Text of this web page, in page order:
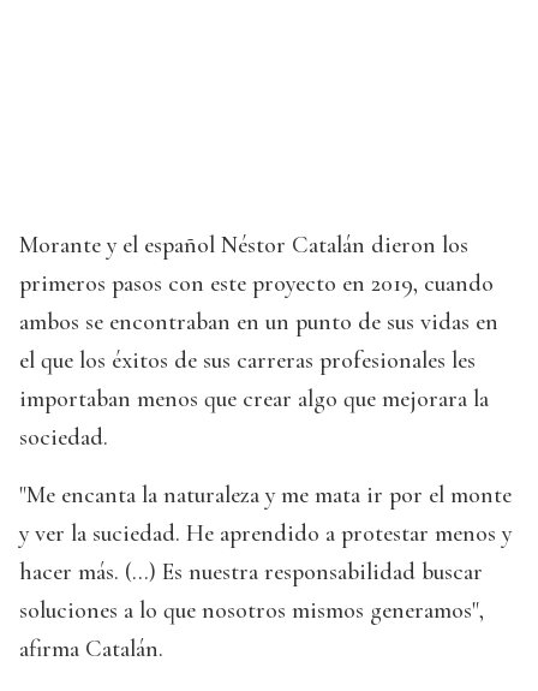
Morante y el español Néstor Catalán dieron los
primeros pasos con este proyecto en 2019, cuando
ambos se encontraban en un punto de sus vidas en
el que los éxitos de sus carreras profesionales les
importaban menos que crear algo que mejorara la
sociedad.
"Me encanta la naturaleza y me mata ir por el monte
y ver la suciedad. He aprendido a protestar menos y
hacer más. (...) Es nuestra responsabilidad buscar
soluciones a lo que nosotros mismos generamos",
afirma Catalán.